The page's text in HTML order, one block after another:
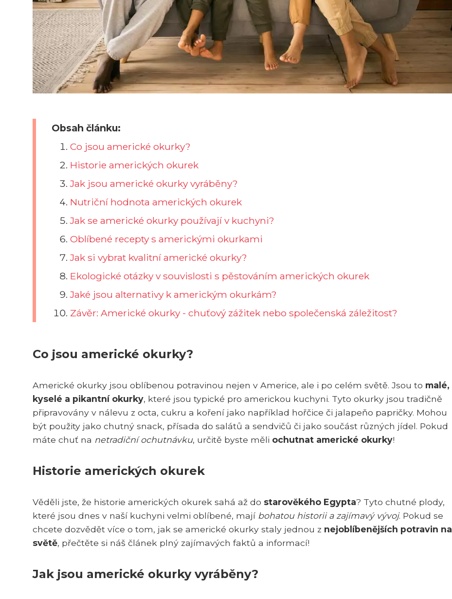
Obsah článku:
Co jsou americké okurky?
Historie amerických okurek
Jak jsou americké okurky vyráběny?
Nutriční hodnota amerických okurek
Jak se americké okurky používají v kuchyni?
Oblíbené recepty s americkými okurkami
Jak si vybrat kvalitní americké okurky?
Ekologické otázky v souvislosti s pěstováním amerických okurek
Jaké jsou alternativy k americkým okurkám?
Závěr: Americké okurky - chuťový zážitek nebo společenská záležitost?
Co jsou americké okurky?
Americké okurky jsou oblíbenou potravinou nejen v Americe, ale i po celém světě. Jsou to malé,
kyselé a pikantní okurky, které jsou typické pro americkou kuchyni. Tyto okurky jsou tradičně
připravovány v nálevu z octa, cukru a koření jako například hořčice či jalapeňo papričky. Mohou
být použity jako chutný snack, přísada do salátů a sendvičů či jako součást různých jídel. Pokud
máte chuť na netradiční ochutnávku, určitě byste měli ochutnat americké okurky!
Historie amerických okurek
Věděli jste, že historie amerických okurek sahá až do starověkého Egypta? Tyto chutné plody,
které jsou dnes v naší kuchyni velmi oblíbené, mají bohatou historii a zajímavý vývoj. Pokud se
chcete dozvědět více o tom, jak se americké okurky staly jednou z nejoblíbenějších potravin na
světě, přečtěte si náš článek plný zajímavých faktů a informací!
Jak jsou americké okurky vyráběny?